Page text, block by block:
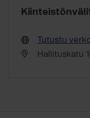
Tutustu
Hallituskatu